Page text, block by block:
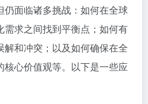
仍面临诸多挑战：如何在全球
需求之间找到平衡点；如何有
和冲突；以及如何确保在全
核心价值观等。以下是一些应